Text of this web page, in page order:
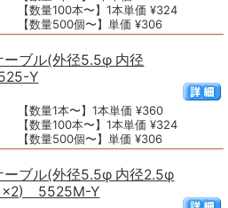
【数量100本〜】1本単価 ¥324
【数量500個〜】単価 ¥306
ーブル(外径5.5φ 内径
Y
【数量1本〜】1本単価 ¥360
【数量100本〜】1本単価 ¥324
【数量500個〜】単価 ¥306
ーブル(外径5.5φ 内径2.5φ
×2) 5525M-Y